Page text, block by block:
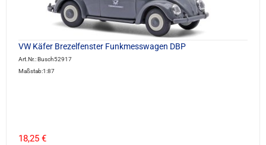
VW Käfer Brezelfenster Funkmesswagen DBP
Art.Nr.: Busch52917
Maßstab:1:87
18,25 €